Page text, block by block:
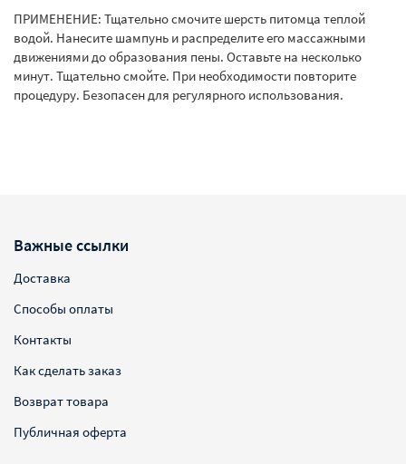
ПРИМЕНЕНИЕ: Тщательно смочите шерсть питомца теплой
водой. Нанесите шампунь и распределите его массажными
движениями до образования пены. Оставьте на несколько
минут. Тщательно смойте. При необходимости повторите
процедуру. Безопасен для регулярного использования.
Важные ссылки
Доставка
Способы оплаты
Контакты
Как сделать заказ
Возврат товара
Публичная оферта